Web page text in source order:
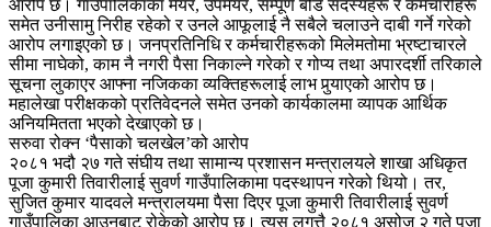
आरोप छ। गाउँपालिकाका मेयर, उपमेयर, सम्पूर्ण बोर्ड सदस्यहरू र कर्मचारीहरू
समेत उनीसामु निरीह रहेको र उनले आफूलाई नै सबैले चलाउने दाबी गर्ने गरेको
आरोप लगाइएको छ। जनप्रतिनिधि र कर्मचारीहरूको मिलेमतोमा भ्रष्टाचारले
सीमा नाघेको, काम नै नगरी पैसा निकाल्ने गरेको र गोप्य तथा अपारदर्शी तरिकाले
सूचना लुकाएर आफ्ना नजिकका व्यक्तिहरूलाई लाभ पुर्‍याएको आरोप छ।
महालेखा परीक्षकको प्रतिवेदनले समेत उनको कार्यकालमा व्यापक आर्थिक
अनियमितता भएको देखाएको छ।
सरुवा रोक्न ‘पैसाको चलखेल’को आरोप
२०८१ भदौ २७ गते संघीय तथा सामान्य प्रशासन मन्त्रालयले शाखा अधिकृत
पूजा कुमारी तिवारीलाई सुवर्ण गाउँपालिकामा पदस्थापन गरेको थियो। तर,
सुजित कुमार यादवले मन्त्रालयमा पैसा दिएर पूजा कुमारी तिवारीलाई सुवर्ण
गाउँपालिका आउनबाट रोकेको आरोप छ। त्यस लगत्तै २०८१ असोज २ गते पूजा